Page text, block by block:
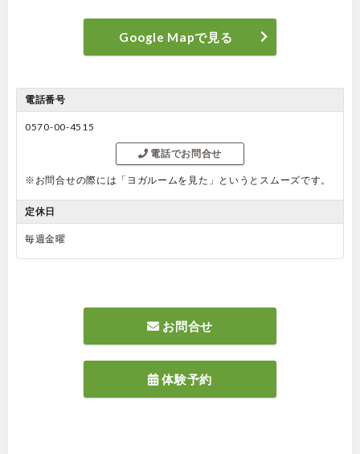
Google Mapで見る
電話番号
0570-00-4515
電話でお問合せ
※お問合せの際には「ヨガルームを見た」というとスムーズです。
定休日
毎週金曜
お問合せ
体験予約